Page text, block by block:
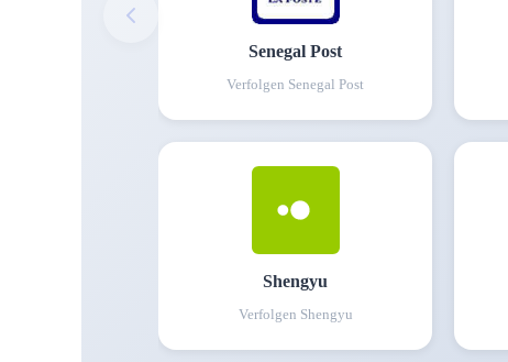
Senegal Post
Verfolgen Senegal Post
Shengyu
Verfolgen Shengyu